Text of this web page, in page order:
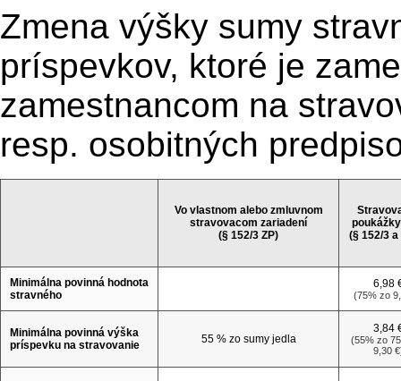
Zmena výšky sumy
príspevkov, ktoré je
zamestnancom na
resp. osobitných
Vo vlastnom alebo zmluvnom
stravovacom zariadení
(§ 152/3 ZP)
(§ 152/3 a
Minimálna povinná hodnota
stravného
6,98
(75% zo
Minimálna povinná výška
príspevku na stravovanie
55 % zo sumy jedla
3,84
(55% zo
9,30